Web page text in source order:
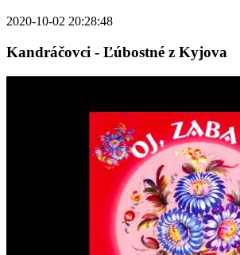
2020-10-02 20:28:48
Kandráčovci - Ľúbostné z Kyjova